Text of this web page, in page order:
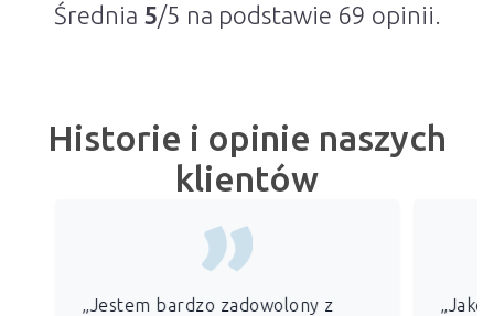
Średnia 5/5 na podstawie 69 opinii.
Historie i opinie naszych
klientów
„Jestem bardzo zadowolony z
„Jako